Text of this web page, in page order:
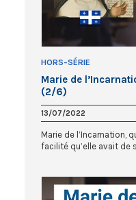
HORS-SÉRIE
Marie de
(2/6)
13/07/2022
Marie de l’Incarnation,
facilité qu’elle avait de